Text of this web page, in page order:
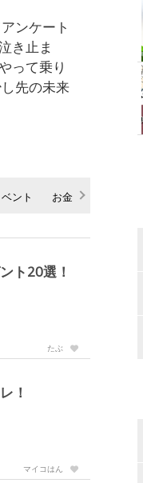
ンケート
き止ま
って乗り
先の未来
ント お金
ト20選！
たぶ
！
マイコはん